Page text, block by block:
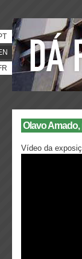
Olavo Amado,
Vídeo da